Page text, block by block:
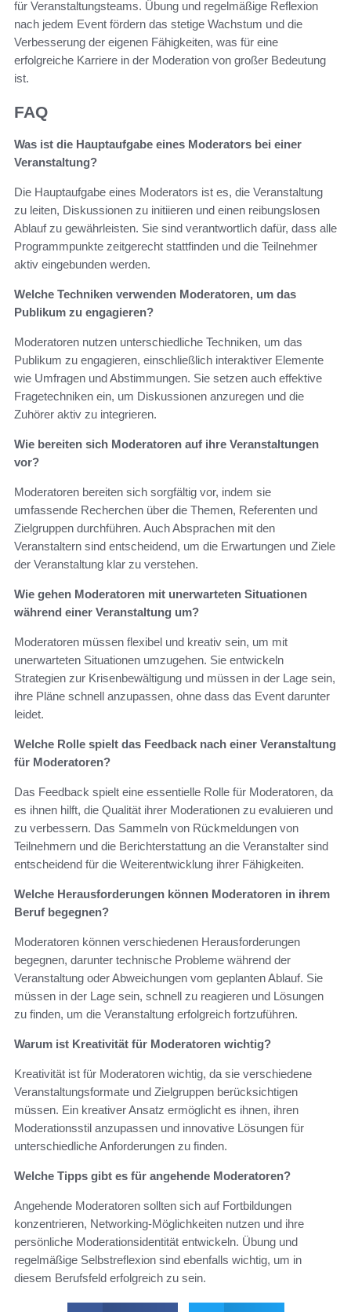
für Veranstaltungsteams. Übung und regelmäßige Reflexion
nach jedem Event fördern das stetige Wachstum und die
Verbesserung der eigenen Fähigkeiten, was für eine
erfolgreiche Karriere in der Moderation von großer Bedeutung
ist.
FAQ
Was ist die Hauptaufgabe eines Moderators bei einer
Veranstaltung?
Die Hauptaufgabe eines Moderators ist es, die Veranstaltung
zu leiten, Diskussionen zu initiieren und einen reibungslosen
Ablauf zu gewährleisten. Sie sind verantwortlich dafür, dass alle
Programmpunkte zeitgerecht stattfinden und die Teilnehmer
aktiv eingebunden werden.
Welche Techniken verwenden Moderatoren, um das
Publikum zu engagieren?
Moderatoren nutzen unterschiedliche Techniken, um das
Publikum zu engagieren, einschließlich interaktiver Elemente
wie Umfragen und Abstimmungen. Sie setzen auch effektive
Fragetechniken ein, um Diskussionen anzuregen und die
Zuhörer aktiv zu integrieren.
Wie bereiten sich Moderatoren auf ihre Veranstaltungen
vor?
Moderatoren bereiten sich sorgfältig vor, indem sie
umfassende Recherchen über die Themen, Referenten und
Zielgruppen durchführen. Auch Absprachen mit den
Veranstaltern sind entscheidend, um die Erwartungen und Ziele
der Veranstaltung klar zu verstehen.
Wie gehen Moderatoren mit unerwarteten Situationen
während einer Veranstaltung um?
Moderatoren müssen flexibel und kreativ sein, um mit
unerwarteten Situationen umzugehen. Sie entwickeln
Strategien zur Krisenbewältigung und müssen in der Lage sein,
ihre Pläne schnell anzupassen, ohne dass das Event darunter
leidet.
Welche Rolle spielt das Feedback nach einer Veranstaltung
für Moderatoren?
Das Feedback spielt eine essentielle Rolle für Moderatoren, da
es ihnen hilft, die Qualität ihrer Moderationen zu evaluieren und
zu verbessern. Das Sammeln von Rückmeldungen von
Teilnehmern und die Berichterstattung an die Veranstalter sind
entscheidend für die Weiterentwicklung ihrer Fähigkeiten.
Welche Herausforderungen können Moderatoren in ihrem
Beruf begegnen?
Moderatoren können verschiedenen Herausforderungen
begegnen, darunter technische Probleme während der
Veranstaltung oder Abweichungen vom geplanten Ablauf. Sie
müssen in der Lage sein, schnell zu reagieren und Lösungen
zu finden, um die Veranstaltung erfolgreich fortzuführen.
Warum ist Kreativität für Moderatoren wichtig?
Kreativität ist für Moderatoren wichtig, da sie verschiedene
Veranstaltungsformate und Zielgruppen berücksichtigen
müssen. Ein kreativer Ansatz ermöglicht es ihnen, ihren
Moderationsstil anzupassen und innovative Lösungen für
unterschiedliche Anforderungen zu finden.
Welche Tipps gibt es für angehende Moderatoren?
Angehende Moderatoren sollten sich auf Fortbildungen
konzentrieren, Networking-Möglichkeiten nutzen und ihre
persönliche Moderationsidentität entwickeln. Übung und
regelmäßige Selbstreflexion sind ebenfalls wichtig, um in
diesem Berufsfeld erfolgreich zu sein.